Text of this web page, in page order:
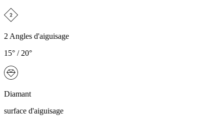
2 Angles d'aiguisage
15° / 20°
Diamant
surface d'aiguisage